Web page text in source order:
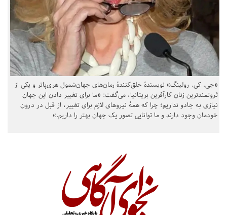
«جی. کی. رولینگ» نویسندهٔ خلق‌کنندهٔ رمان‌های جهان‌شمول هری‌پاتر و یکی از
ثروتمندترین زنان کارآفرین بریتانیا، می‌گفت: «ما برای تغییر دادن این جهان
نیازی به جادو نداریم؛ چرا که همهٔ نیروهای لازم برای تغییر، از قبل در درون
خودمان وجود دارند و ما توانایی تصور یک جهان بهتر را داریم.»